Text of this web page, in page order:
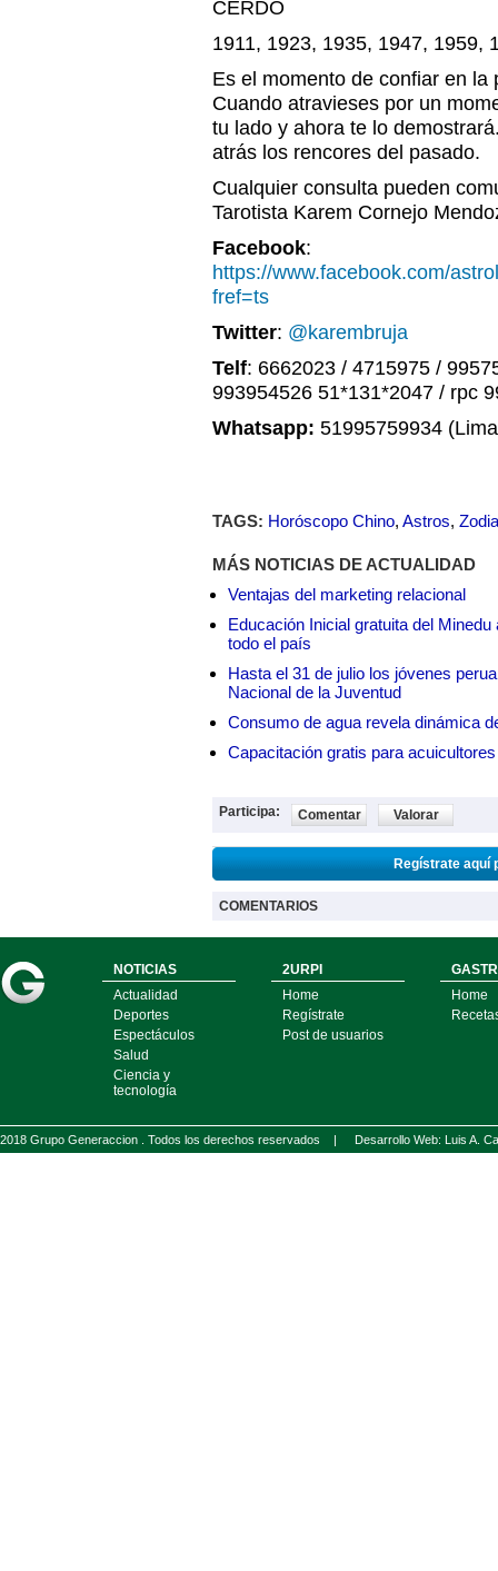
CERDO
1911, 1923, 1935, 1947, 1959,
Es el momento de confiar en
Cuando atravieses por un
tu lado y ahora te lo
atrás los rencores del pasado.
Cualquier consulta pueden
Tarotista Karem Cornejo
Facebook:
https://www.facebook.com/
fref=ts
Twitter: @karembruja
Telf: 6662023 / 4715975 /
993954526 51*131*2047 / rpc
Whatsapp: 51995759934
TAGS: Horóscopo Chino, Astros,
MÁS NOTICIAS DE ACTUALIDAD
Ventajas del marketing relacional
Educación Inicial gratuita del
todo el país
Hasta el 31 de julio los jóvenes
Nacional de la Juventud
Consumo de agua revela dinámica
Capacitación gratis para
Participa: Comentar Valorar
Regístrate aquí
COMENTARIOS
NOTICIAS
Actualidad
Deportes
Espectáculos
Salud
Ciencia y
tecnología
2URPI
Home
Regístrate
Post de usuarios
Home
2018 Grupo Generaccion . Todos los derechos reservados | Desarrollo Web: Luis